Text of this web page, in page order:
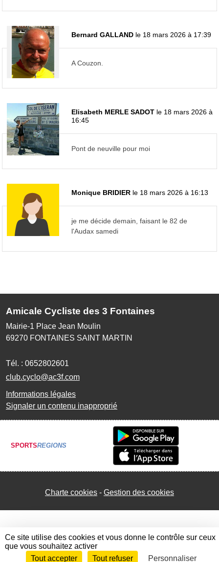
Bernard GALLAND le 18 mars 2026 à 17:39
A Couzon.
Elisabeth MERLE SADOT le 18 mars 2026 à
16:45
Pont de neuville pour moi
Monique BRIDIER le 18 mars 2026 à 16:13
je me décide demain, faisant le 82 de
l'Audax samedi
Amicale Cycliste des 3 Fontaines
Mairie-1 Place Jean Moulin
69270 FONTAINES SAINT MARTIN
Tél. : 0652802601
club.cyclo@ac3f.com
Informations légales
Signaler un contenu inapproprié
SPORTSREGIONS
Charte cookies Gestion des cookies
Envie de participer ? Connexion
Ce site utilise des cookies et vous donne le contrôle sur ceux
que vous souhaitez activer
Tout accepter
Tout refuser Personnaliser